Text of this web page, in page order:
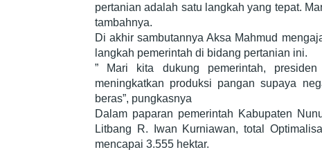
pertanian adalah satu langkah yang tepat.
tambahnya.
Di akhir sambutannya Aksa Mahmud
langkah pemerintah di bidang pertanian ini.
” Mari kita dukung pemerintah,
meningkatkan produksi pangan supaya
beras”, pungkasnya
Dalam paparan pemerintah Kabupaten
Litbang R. Iwan Kurniawan, total
mencapai 3.555 hektar.